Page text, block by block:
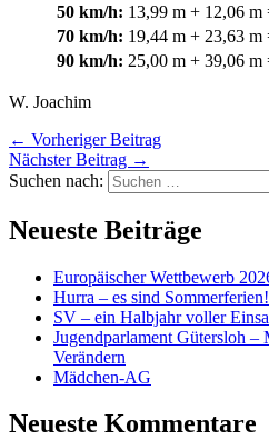
50 km/h: 13,99 m + 12,06 m
70 km/h: 19,44 m + 23,63 m
90 km/h: 25,00 m + 39,06 m
W. Joachim
← Vorheriger Beitrag
Nächster Beitrag →
Suchen nach:
Neueste Beiträge
Europäischer Wettbewerb
Hurra – es sind Sommerferien!
SV – ein Halbjahr voller
Jugendparlament Gütersloh –
Verändern
Mädchen-AG
Neueste Kommentare